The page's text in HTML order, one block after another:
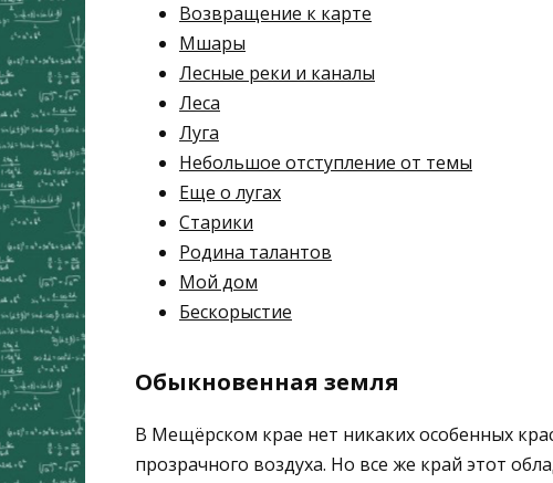
Возвращение к карте
Мшары
Лесные реки и каналы
Леса
Луга
Небольшое отступление от темы
Еще о лугах
Старики
Родина талантов
Мой дом
Бескорыстие
Обыкновенная земля
В Мещёрском крае нет никаких особенных
прозрачного воздуха. Но все же край этот